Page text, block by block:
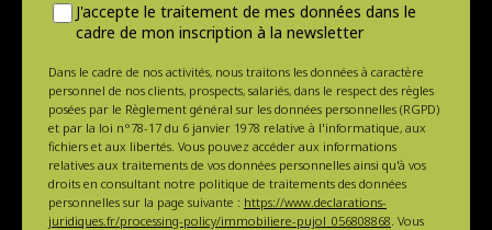
J'accepte le traitement de mes données dans le
cadre de mon inscription à la newsletter
Dans le cadre de nos activités, nous traitons les données à caractère
personnel de nos clients, prospects, salariés, dans le respect des règles
posées par le Règlement général sur les données personnelles (RGPD)
et par la loi n°78-17 du 6 janvier 1978 relative à l'informatique, aux
fichiers et aux libertés. Vous pouvez accéder aux informations
relatives aux traitements de vos données personnelles ainsi qu'à vos
droits en consultant notre politique de traitements des données
personnelles sur la page suivante : https://www.declarations-
juridiques.fr/processing-policy/immobiliere-pujol_056808868. Vous